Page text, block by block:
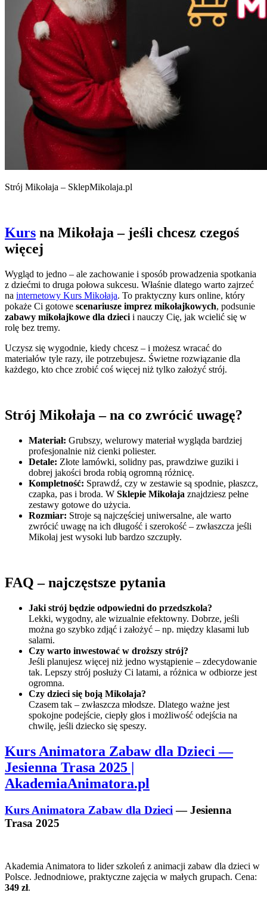
Strój Mikołaja – SklepMikolaja.pl
Kurs na Mikołaja – jeśli chcesz czegoś
więcej
Wygląd to jedno – ale zachowanie i sposób prowadzenia spotkania
z dziećmi to druga połowa sukcesu. Właśnie dlatego warto zajrzeć
na internetowy Kurs Mikołaja. To praktyczny kurs online, który
pokaże Ci gotowe scenariusze imprez mikołajkowych, podsunie
zabawy mikołajkowe dla dzieci i nauczy Cię, jak wcielić się w
rolę bez tremy.
Uczysz się wygodnie, kiedy chcesz – i możesz wracać do
materiałów tyle razy, ile potrzebujesz. Świetne rozwiązanie dla
każdego, kto chce zrobić coś więcej niż tylko założyć strój.
Strój Mikołaja – na co zwrócić uwagę?
Materiał: Grubszy, welurowy materiał wygląda bardziej
profesjonalnie niż cienki poliester.
Detale: Złote lamówki, solidny pas, prawdziwe guziki i
dobrej jakości broda robią ogromną różnicę.
Kompletność: Sprawdź, czy w zestawie są spodnie, płaszcz,
czapka, pas i broda. W Sklepie Mikołaja znajdziesz pełne
zestawy gotowe do użycia.
Rozmiar: Stroje są najczęściej uniwersalne, ale warto
zwrócić uwagę na ich długość i szerokość – zwłaszcza jeśli
Mikołaj jest wysoki lub bardzo szczupły.
FAQ – najczęstsze pytania
Jaki strój będzie odpowiedni do przedszkola?
Lekki, wygodny, ale wizualnie efektowny. Dobrze, jeśli
można go szybko zdjąć i założyć – np. między klasami lub
salami.
Czy warto inwestować w droższy strój?
Jeśli planujesz więcej niż jedno wystąpienie – zdecydowanie
tak. Lepszy strój posłuży Ci latami, a różnica w odbiorze jest
ogromna.
Czy dzieci się boją Mikołaja?
Czasem tak – zwłaszcza młodsze. Dlatego ważne jest
spokojne podejście, ciepły głos i możliwość odejścia na
chwilę, jeśli dziecko się speszy.
Kurs Animatora Zabaw dla Dzieci —
Jesienna Trasa 2025 |
AkademiaAnimatora.pl
Kurs Animatora Zabaw dla Dzieci — Jesienna
Trasa 2025
Akademia Animatora to lider szkoleń z animacji zabaw dla dzieci w
Polsce. Jednodniowe, praktyczne zajęcia w małych grupach. Cena:
349 zł.